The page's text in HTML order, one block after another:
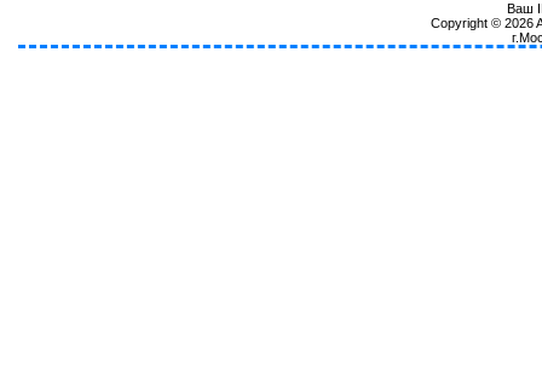
Ваш
Copyright © 2026